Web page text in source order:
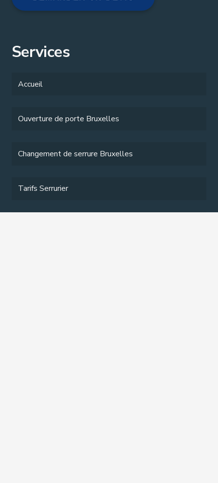
Services
Accueil
Ouverture de porte Bruxelles
Changement de serrure Bruxelles
Tarifs Serrurier